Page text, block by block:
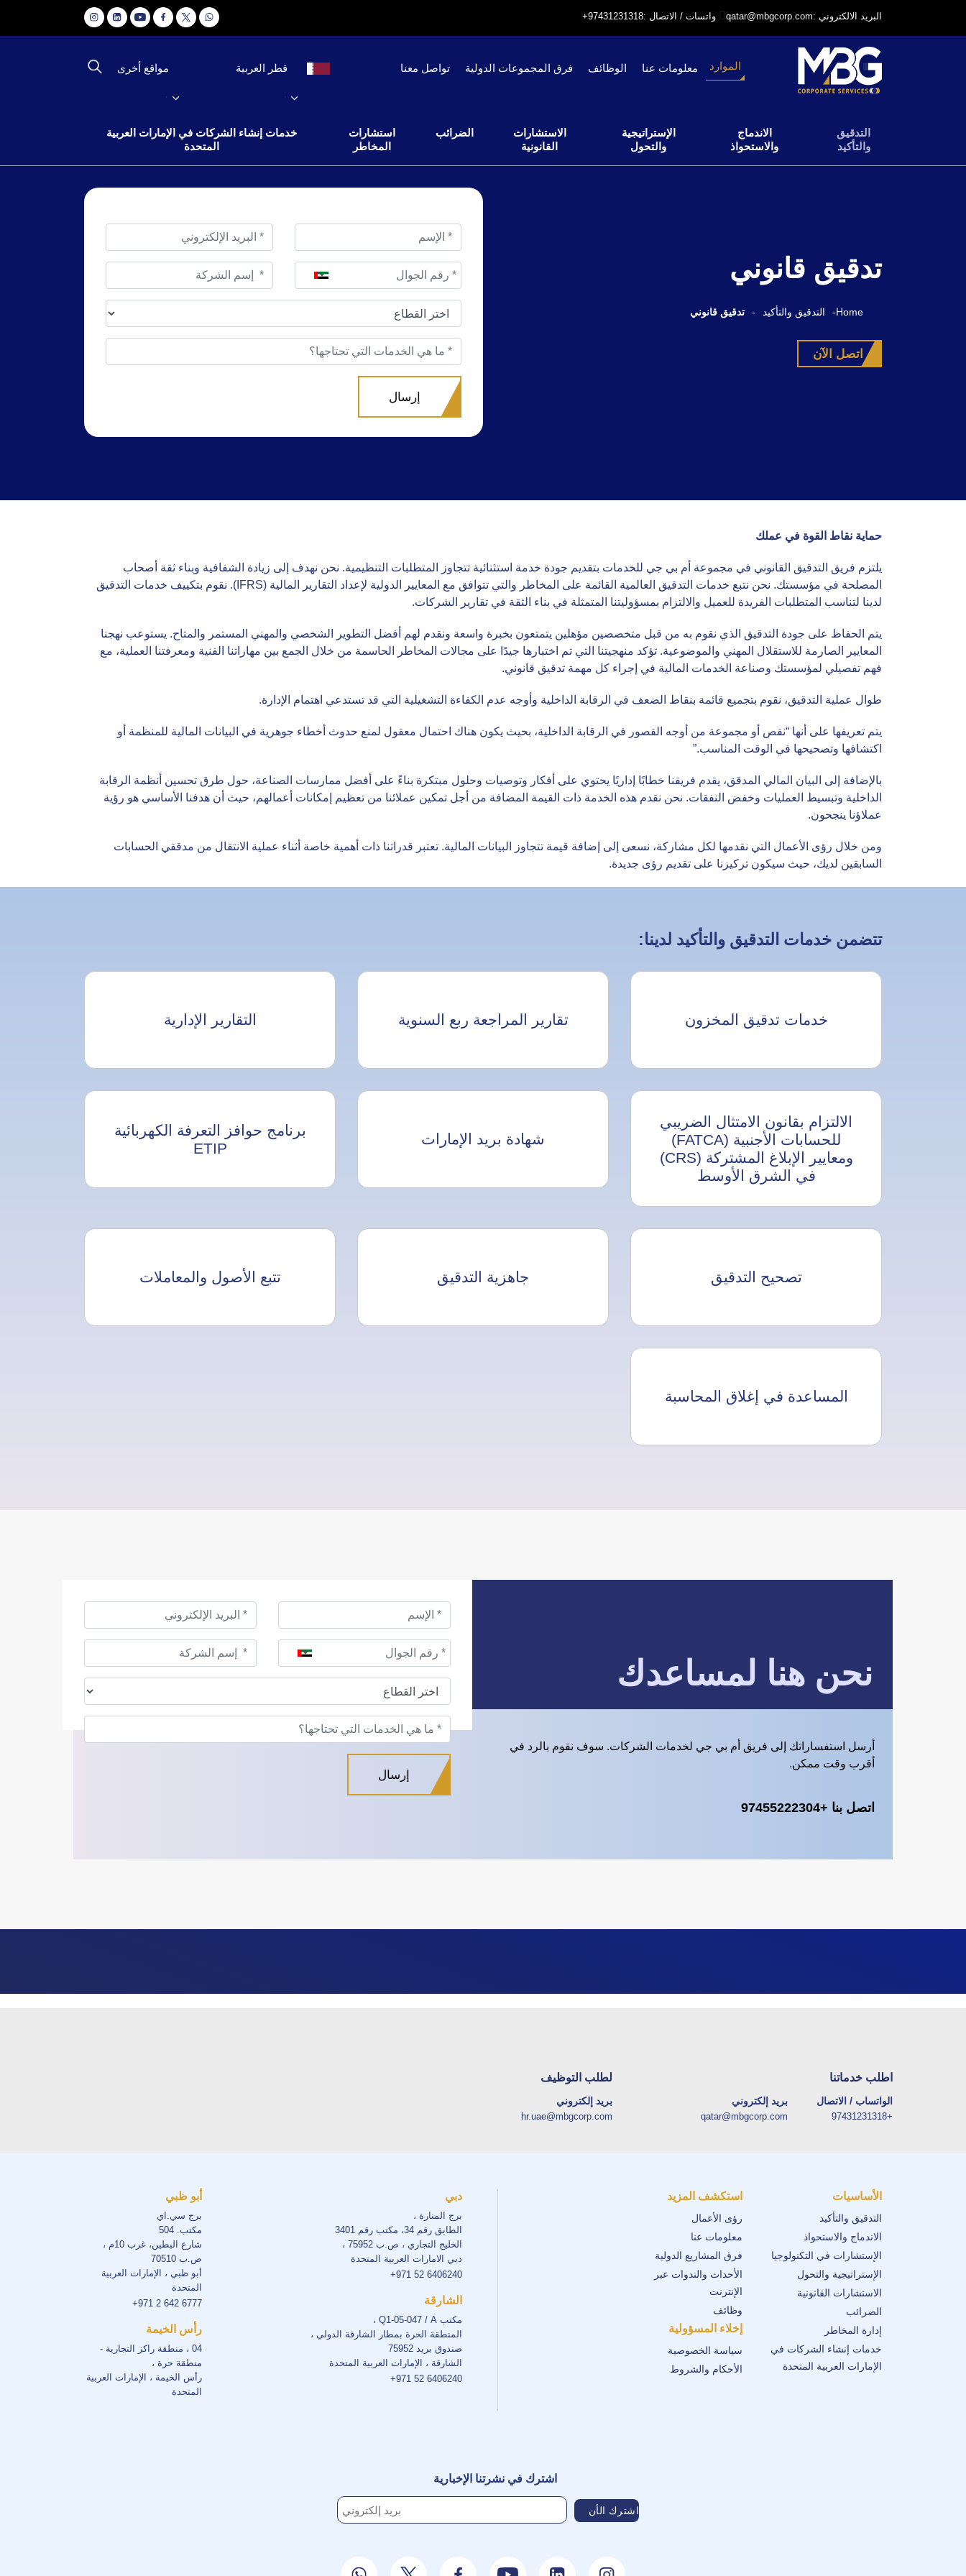
+97431231318: واتسات / الاتصال qatar@mbgcorp.com: البريد الالكتروني
الموارد معلومات عنا الوظائف فرق المجموعات الدولية تواصل معنا قطر العربية مواقع أخرى
التدقيق
والتأكيد
الاندماج
والاستحواذ
الإستراتيجية
والتحول
الاستشارات
القانونية
الضرائب
استشارات
المخاطر
خدمات إنشاء الشركات في الإمارات العربية
المتحدة
تدقيق قانوني
Home
- التدقيق والتأكيد - تدقيق قانوني
اتصل الآن
حماية نقاط القوة في عملك
يلتزم فريق التدقيق القانوني في مجموعة أم بي جي للخدمات بتقديم جودة خدمة استثنائية تتجاوز المتطلبات التنظيمية. نحن نهدف إلى زيادة الشفافية وبناء ثقة أصحاب
المصلحة في مؤسستك. نحن نتبع خدمات التدقيق العالمية القائمة على المخاطر والتي تتوافق مع المعايير الدولية لإعداد التقارير المالية (IFRS). نقوم بتكييف خدمات التدقيق
لدينا لتناسب المتطلبات الفريدة للعميل والالتزام بمسؤوليتنا المتمثلة في بناء الثقة في تقارير الشركات.
يتم الحفاظ على جودة التدقيق الذي نقوم به من قبل متخصصين مؤهلين يتمتعون بخبرة واسعة ونقدم لهم أفضل التطوير الشخصي والمهني المستمر والمتاح. يستوعب نهجنا
المعايير الصارمة للاستقلال المهني والموضوعية. تؤكد منهجيتنا التي تم اختبارها جيدًا على مجالات المخاطر الحاسمة من خلال الجمع بين مهاراتنا الفنية ومعرفتنا العملية، مع
فهم تفصيلي لمؤسستك وصناعة الخدمات المالية في إجراء كل مهمة تدقيق قانوني.
طوال عملية التدقيق، نقوم بتجميع قائمة بنقاط الضعف في الرقابة الداخلية وأوجه عدم الكفاءة التشغيلية التي قد تستدعي اهتمام الإدارة.
يتم تعريفها على أنها “نقص أو مجموعة من أوجه القصور في الرقابة الداخلية، بحيث يكون هناك احتمال معقول لمنع حدوث أخطاء جوهرية في البيانات المالية للمنظمة أو
اكتشافها وتصحيحها في الوقت المناسب.”
بالإضافة إلى البيان المالي المدقق، يقدم فريقنا خطابًا إداريًا يحتوي على أفكار وتوصيات وحلول مبتكرة بناءً على أفضل ممارسات الصناعة، حول طرق تحسين أنظمة الرقابة
الداخلية وتبسيط العمليات وخفض النفقات. نحن نقدم هذه الخدمة ذات القيمة المضافة من أجل تمكين عملائنا من تعظيم إمكانات أعمالهم، حيث أن هدفنا الأساسي هو رؤية
عملاؤنا ينجحون.
ومن خلال رؤى الأعمال التي نقدمها لكل مشاركة، نسعى إلى إضافة قيمة تتجاوز البيانات المالية. تعتبر قدراتنا ذات أهمية خاصة أثناء عملية الانتقال من مدققي الحسابات
السابقين لديك، حيث سيكون تركيزنا على تقديم رؤى جديدة.
تتضمن خدمات التدقيق والتأكيد لدينا:
خدمات تدقيق المخزون تقارير المراجعة ربع السنوية التقارير الإدارية
الالتزام بقانون الامتثال الضريبي
للحسابات الأجنبية (FATCA)
ومعايير الإبلاغ المشتركة (CRS)
في الشرق الأوسط
شهادة بريد الإمارات
برنامج حوافز التعرفة الكهربائية
ETIP
تصحيح التدقيق جاهزية التدقيق تتبع الأصول والمعاملات
المساعدة في إغلاق المحاسبة
نحن هنا لمساعدك
أرسل استفساراتك إلى فريق أم بي جي لخدمات الشركات. سوف نقوم بالرد في
أقرب وقت ممكن.
اتصل بنا +97455222304
اطلب خدماتنا
الواتساب / الاتصال
+97431231318
بريد إلكتروني
qatar@mbgcorp.com
لطلب التوظيف
بريد إلكتروني
hr.uae@mbgcorp.com
الأساسيات
التدقيق والتأكيد
الاندماج والاستحواذ
الإستشارات في التكنولوجيا
الإستراتيجية والتحول
الاستشارات القانونية
الضرائب
إدارة المخاطر
خدمات إنشاء الشركات في
الإمارات العربية المتحدة
استكشف المزيد
رؤى الأعمال
معلومات عنا
فرق المشاريع الدولية
الأحداث والندوات عبر
الإنترنت
وظائف
إخلاء المسؤولية
سياسة الخصوصية
الأحكام والشروط
دبي
برج المنارة ،
الطابق رقم 34، مكتب رقم 3401
الخليج التجاري ، ص.ب 75952 ،
دبي الامارات العربية المتحدة
+971 52 6406240
الشارقة
مكتب Q1-05-047 / A ،
المنطقة الحرة بمطار الشارقة الدولي ،
صندوق بريد 75952
الشارقة ، الإمارات العربية المتحدة
+971 52 6406240
أبو ظبي
برج سي.اي
مكتب. 504
شارع البطين، غرب 10م ،
ص.ب 70510
أبو ظبي ، الإمارات العربية
المتحدة
+971 2 642 6777
رأس الخيمة
04 ، منطقة راكز التجارية -
منطقة حرة ،
رأس الخيمة ، الإمارات العربية
المتحدة
اشترك في نشرتنا الإخبارية